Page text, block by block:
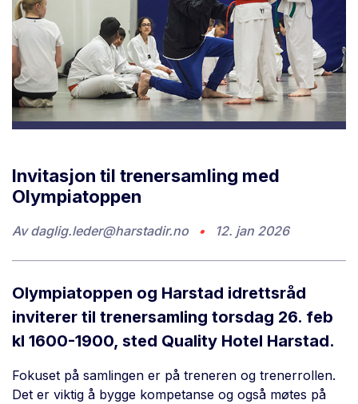
Invitasjon til trenersamling med
Olympiatoppen
Avdaglig.leder@harstadir.no • 12. jan 2026
Olympiatoppen og Harstad idrettsråd
inviterer til trenersamling torsdag 26. feb
kl 1600-1900, sted Quality Hotel Harstad.
Fokuset på samlingen er på treneren og trenerrollen.
Det er viktig å bygge kompetanse og også møtes på